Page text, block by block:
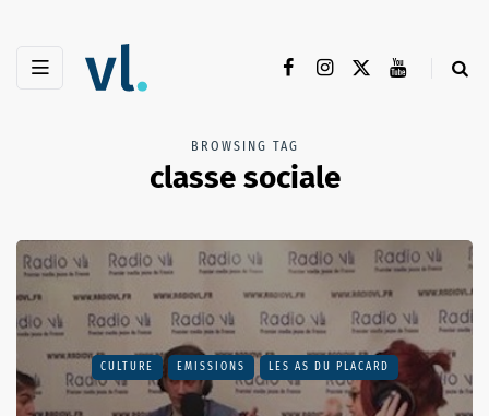
BROWSING TAG
classe sociale
CULTURE EMISSIONS LES AS DU PLACARD